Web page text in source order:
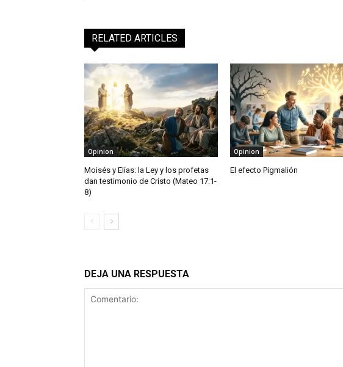
RELATED ARTICLES
Opinion
Moisés y Elías: la Ley y los profetas
dan testimonio de Cristo (Mateo 17:1-
8)
Opinion
El efecto Pigmalión
DEJA UNA RESPUESTA